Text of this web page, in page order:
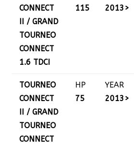
CONNECT
II / GRAND
TOURNEO
CONNECT
1.6 TDCI
115
2013>
TOURNEO
CONNECT
II / GRAND
TOURNEO
CONNECT
HP
75
YEAR
2013>